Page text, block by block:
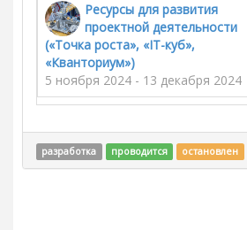
Ресурсы для развития
проектной деятельности
(«Точка роста», «IT-куб»,
«Кванториум»)
5 ноября 2024 - 13 декабря 2024
разработка проводится остановлен